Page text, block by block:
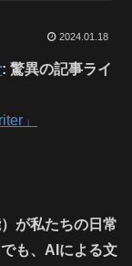
2024.01.18
: 驚異の記事ライ
」
が私たちの日常
も、AIによる文